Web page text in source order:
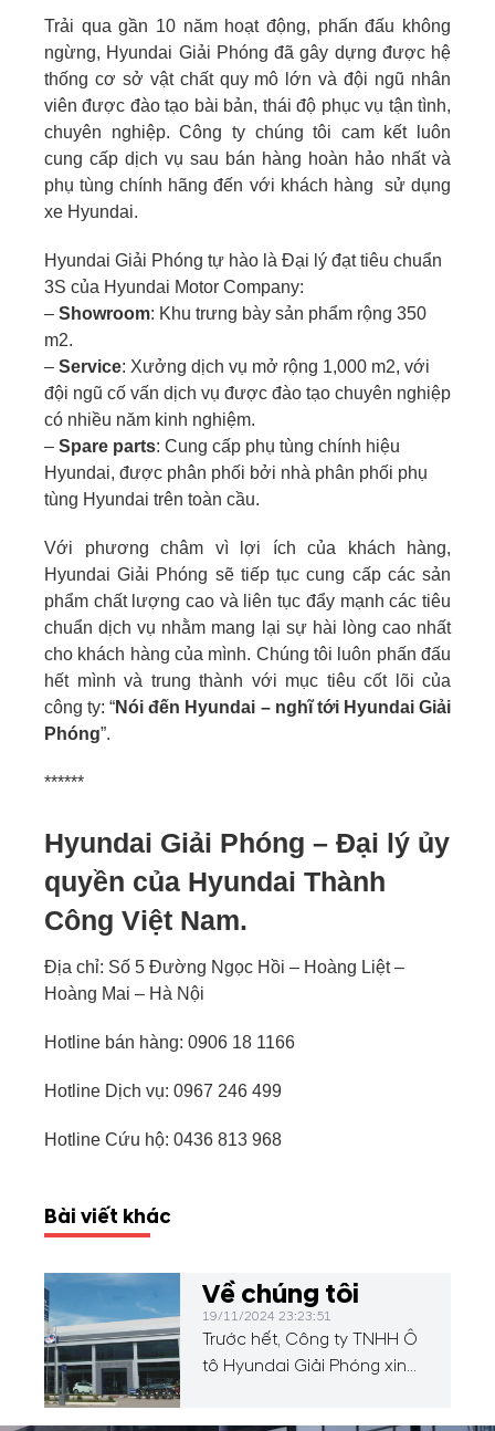
Trải qua gần 10 năm hoạt động, phấn đấu không
ngừng, Hyundai Giải Phóng đã gây dựng được hệ
thống cơ sở vật chất quy mô lớn và đội ngũ nhân
viên được đào tạo bài bản, thái độ phục vụ tận tình,
chuyên nghiệp. Công ty chúng tôi cam kết luôn
cung cấp dịch vụ sau bán hàng hoàn hảo nhất và
phụ tùng chính hãng đến với khách hàng sử dụng
xe Hyundai.
Hyundai Giải Phóng tự hào là Đại lý đạt tiêu chuẩn
3S của Hyundai Motor Company:
– Showroom: Khu trưng bày sản phẩm rộng 350
m2.
– Service: Xưởng dịch vụ mở rộng 1,000 m2, với
đội ngũ cố vấn dịch vụ được đào tạo chuyên nghiệp
có nhiều năm kinh nghiệm.
– Spare parts: Cung cấp phụ tùng chính hiệu
Hyundai, được phân phối bởi nhà phân phối phụ
tùng Hyundai trên toàn cầu.
Với phương châm vì lợi ích của khách hàng,
Hyundai Giải Phóng sẽ tiếp tục cung cấp các sản
phẩm chất lượng cao và liên tục đẩy mạnh các tiêu
chuẩn dịch vụ nhằm mang lại sự hài lòng cao nhất
cho khách hàng của mình. Chúng tôi luôn phấn đấu
hết mình và trung thành với mục tiêu cốt lõi của
công ty: “Nói đến Hyundai – nghĩ tới Hyundai Giải
Phóng”.
******
Hyundai Giải Phóng – Đại lý ủy
quyền của Hyundai Thành
Công Việt Nam.
Địa chỉ: Số 5 Đường Ngọc Hồi – Hoàng Liệt –
Hoàng Mai – Hà Nội
Hotline bán hàng: 0906 18 1166
Hotline Dịch vụ: 0967 246 499
Hotline Cứu hộ: 0436 813 968
Bài viết khác
Về chúng tôi
19/11/2024 23:23:51
Trước hết, Công ty TNHH Ô
tô Hyundai Giải Phóng xin